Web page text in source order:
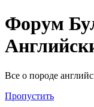
Форум
Все о породе
Пропустить